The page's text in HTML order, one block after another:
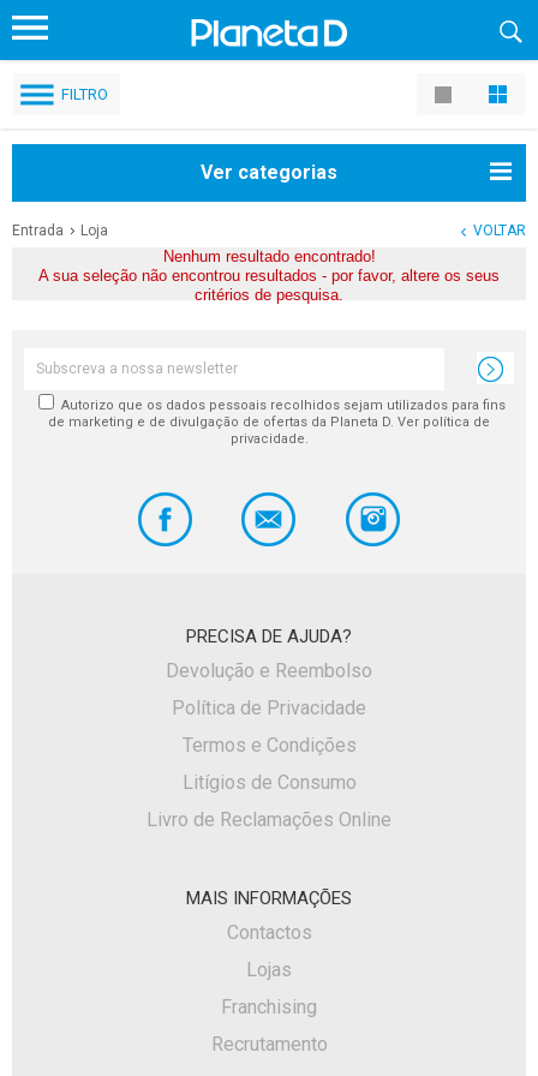
Ver categorias
FILTRO
Entrada Loja VOLTAR
Nenhum resultado encontrado!
A sua seleção não encontrou resultados - por favor, altere os seus
critérios de pesquisa.
Autorizo que os dados pessoais recolhidos sejam utilizados para fins
de marketing e de divulgação de ofertas da Planeta D. Ver política de
privacidade.
PRECISA DE AJUDA?
Devolução e Reembolso
Política de Privacidade
Termos e Condições
Litígios de Consumo
Livro de Reclamações Online
MAIS INFORMAÇÕES
Contactos
Lojas
Franchising
Recrutamento